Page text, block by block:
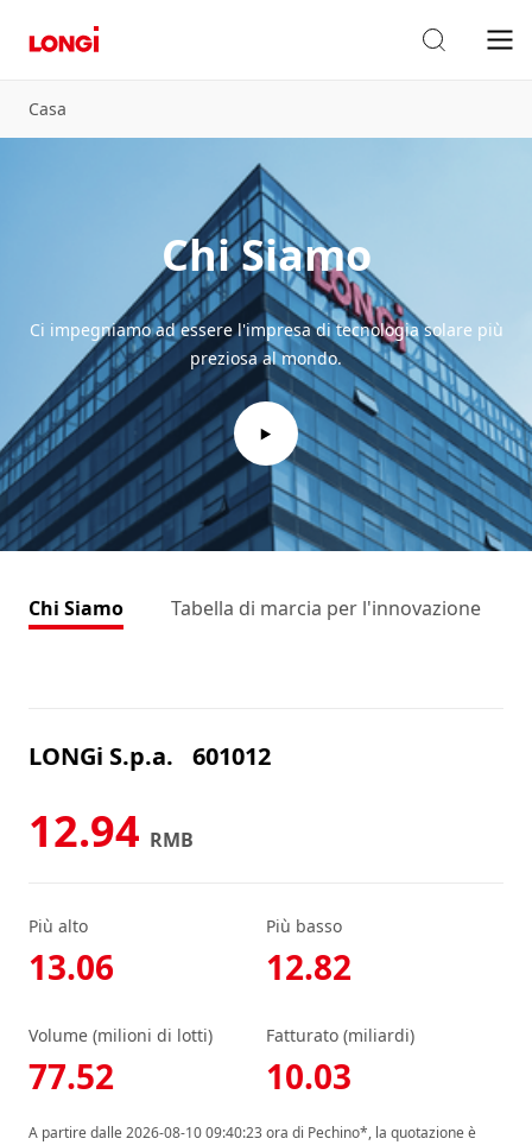
Casa
Chi Siamo
Ci impegniamo ad essere l'impresa di tecnologia solare più
preziosa al mondo.
Chi Siamo Tabella di marcia per l'innovazione
LONGi S.p.a. 601012
12.94 RMB
Più alto
13.06
Più basso
12.82
Volume (milioni di lotti)
77.52
Fatturato (miliardi)
10.03
A partire dalle 2026-08-10 09:40:23 ora di Pechino*, la quotazione è